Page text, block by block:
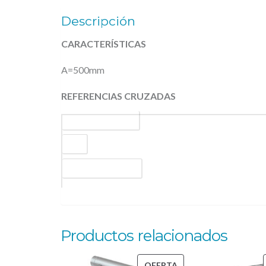
Descripción
CARACTERÍSTICAS
A=500mm
REFERENCIAS CRUZADAS
Productos relacionados